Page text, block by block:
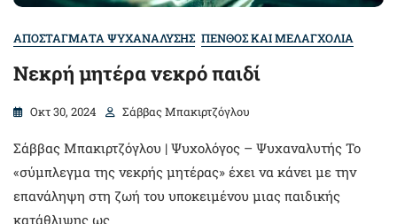
ΑΠΟΣΤΑΓΜΑΤΑ ΨΥΧΑΝΑΛΥΣΗΣ ΠΕΝΘΟΣ ΚΑΙ ΜΕΛΑΓΧΟΛΙΑ
Νεκρή μητέρα νεκρό παιδί
Οκτ 30, 2024 Σάββας Μπακιρτζόγλου
Σάββας Μπακιρτζόγλου | Ψυχολόγος – Ψυχαναλυτής Το
«σύμπλεγμα της νεκρής μητέρας» έχει να κάνει με την
επανάληψη στη ζωή του υποκειμένου μιας παιδικής
κατάθλιψης ως